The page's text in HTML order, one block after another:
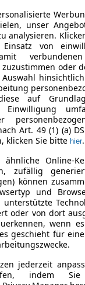
unser
analysieren.
von
verbundenen
oder
auf
Einwilligung
Art. 49 (1) (a)
klicken Sie bitte hier.
ähnliche Online-
zufällig
können
und
oder von dort
wenn
geschieht für
jederzeit
indem